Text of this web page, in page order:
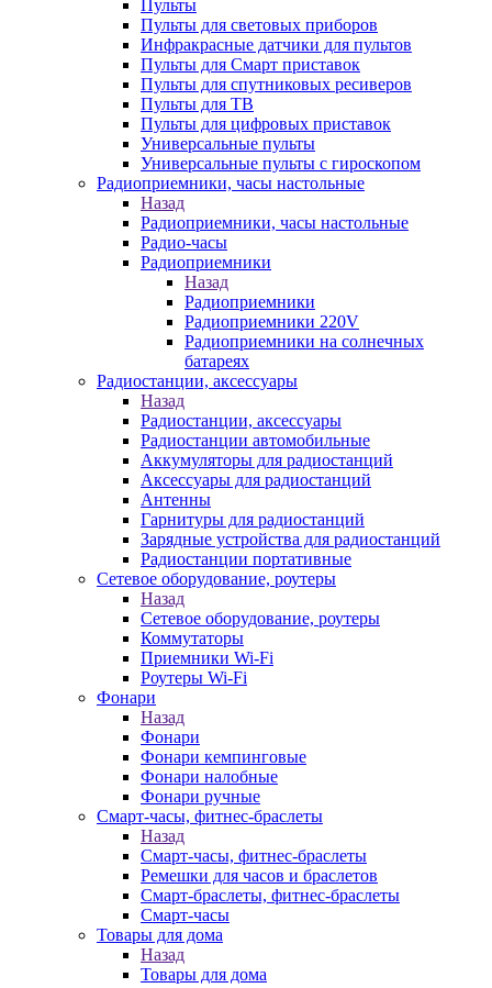
Пульты
Пульты для световых приборов
Инфракрасные датчики для пультов
Пульты для Смарт приставок
Пульты для спутниковых ресиверов
Пульты для ТВ
Пульты для цифровых приставок
Универсальные пульты
Универсальные пульты с гироскопом
Радиоприемники, часы настольные
Назад
Радиоприемники, часы настольные
Радио-часы
Радиоприемники
Назад
Радиоприемники
Радиоприемники 220V
Радиоприемники на солнечных
батареях
Радиостанции, аксессуары
Назад
Радиостанции, аксессуары
Радиостанции автомобильные
Аккумуляторы для радиостанций
Аксессуары для радиостанций
Антенны
Гарнитуры для радиостанций
Зарядные устройства для радиостанций
Радиостанции портативные
Сетевое оборудование, роутеры
Назад
Сетевое оборудование, роутеры
Коммутаторы
Приемники Wi-Fi
Роутеры Wi-Fi
Фонари
Назад
Фонари
Фонари кемпинговые
Фонари налобные
Фонари ручные
Смарт-часы, фитнес-браслеты
Назад
Смарт-часы, фитнес-браслеты
Ремешки для часов и браслетов
Смарт-браслеты, фитнес-браслеты
Смарт-часы
Товары для дома
Назад
Товары для дома